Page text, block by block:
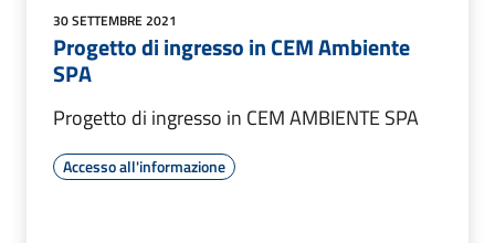
30 SETTEMBRE 2021
Progetto di ingresso in CEM Ambiente
SPA
Progetto di ingresso in CEM AMBIENTE SPA
Accesso all'informazione